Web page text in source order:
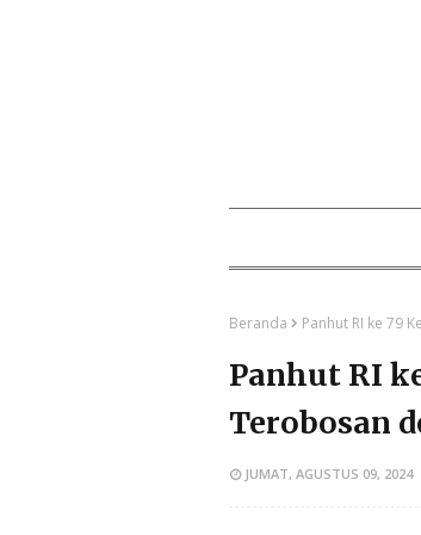
Beranda Panhut RI ke 79
Panhut RI
Terobosan
JUMAT, AGUSTUS 09, 2024